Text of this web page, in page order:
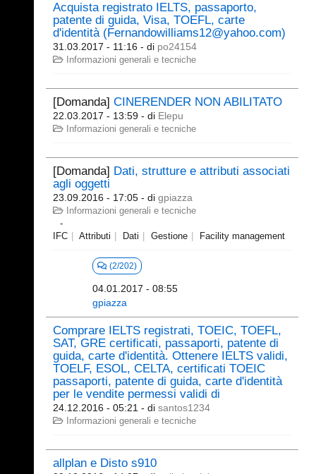
Acquista registrato IELTS, passaporto,
patente di guida, Visa, TOEFL, carte
d'identità (Fernandowilliams12@yahoo.com)
31.03.2017 - 11:16 - di po24154
Informazioni generali e tecniche
[Domanda] CINERENDER NON ABILITATO
22.03.2017 - 13:59 - di Elepu
Informazioni generali e tecniche
[Domanda] Dati, strutture e attributi associati
agli oggetti
23.09.2016 - 17:05 - di gpiazza
Informazioni generali e tecniche
IFC Attributi Dati Gestione Facility management
(2/202)
04.01.2017 - 08:55
gpiazza
Comprare IELTS registrati, TOEIC, TOEFL,
SAT, GRE certificati, passaporti, patente di
guida, carte d'identità. Ottenere IELTS validi,
TOELF, ESOL, CELTA, certificati TOEIC
passaporti, patente di guida, carte d'identità
per le vendite permessi validi di
24.12.2016 - 05:21 - di santos1234
Informazioni generali e tecniche
allplan e Disto s910